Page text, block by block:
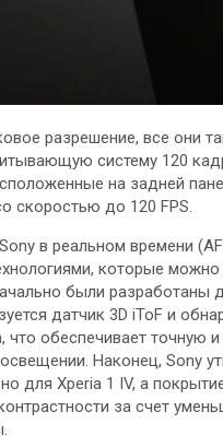
разрешение, все они
систему 120
на задней
скоростью до 120 FPS.
в реальном времени
которые можно
были разработаны
датчик 3D iToF и
что обеспечивает точную
Наконец, Sony
для Xperia 1 IV, а
за счет